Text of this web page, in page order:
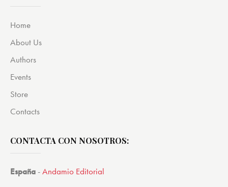
Home
About Us
Authors
Events
Store
Contacts
CONTACTA CON NOSOTROS:
España -Andamio Editorial